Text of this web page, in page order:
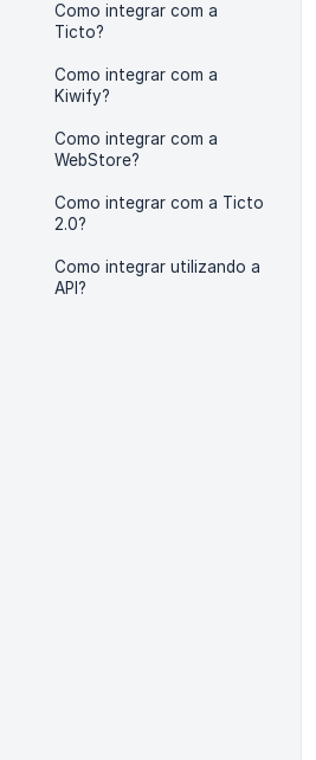
Como integrar com a
Ticto?
Como integrar com a
Kiwify?
Como integrar com a
WebStore?
Como integrar com a Ticto
2.0?
Como integrar utilizando a
API?